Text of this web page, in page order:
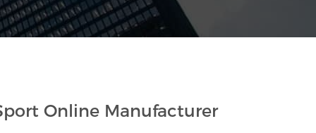
Online Manufacturer